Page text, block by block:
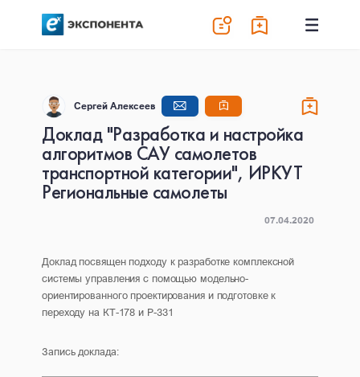
Сергей Алексеев
Доклад "Разработка и настройка
алгоритмов САУ самолетов
транспортной категории", ИРКУТ
Региональные самолеты
07.04.2020
Доклад посвящен подходу к разработке комплексной
системы управления с помощью модельно-
ориентированного проектирования и подготовке к
переходу на КТ-178 и Р-331
Запись доклада: